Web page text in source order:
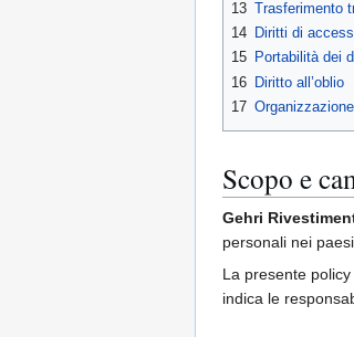
13 Trasferimento
14 Diritti di
15 Portabilità dei
16 Diritto all’oblio
17
Scopo e
Gehri
personali nei
La presente
indica le